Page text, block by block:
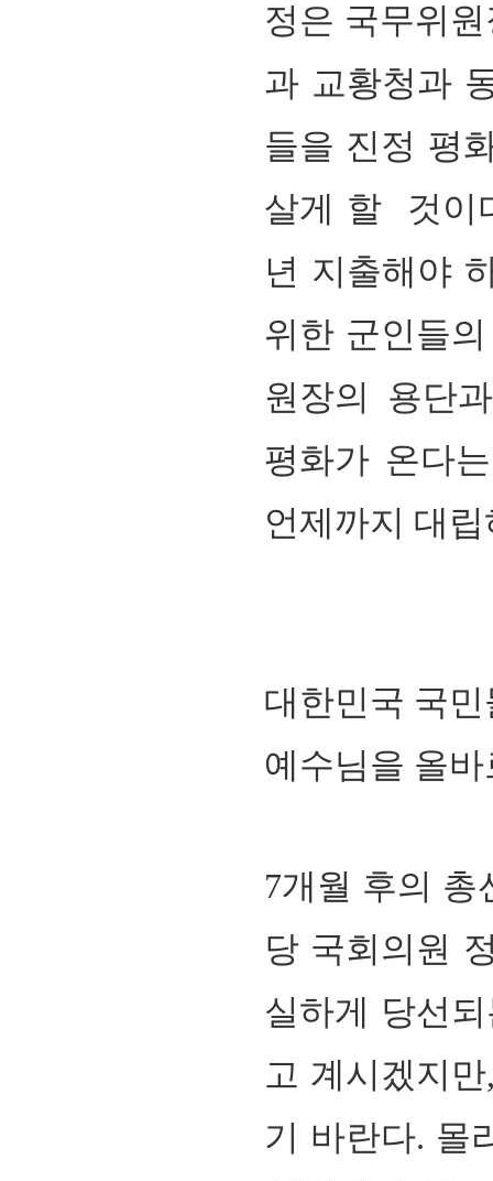
정은 국무위
과 교황청과
들을 진정 평
살게 할 것이
년 지출해야
위한 군인들
원장의 용단
평화가 온다
언제까지 대
대한민국 국
예수님을 올
7개월 후의 총
당 국회의원
실하게 당선
고 계시겠지만
기 바란다. 몰